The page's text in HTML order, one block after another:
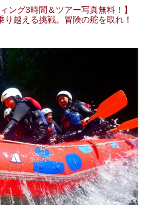
ング3時間＆ツアー写真無料！】
越える挑戦。冒険の舵を取れ！